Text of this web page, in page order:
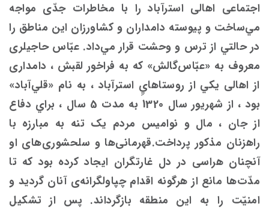
اجتماعی اهالی ‌استرآباد را با مخاطرات جدّی مواجه
مي‌ساخت و پیوسته دامداران و کشاورزان این مناطق را
در حالتي از ترس و وحشت قرار مي‌داد. عبّاس حاجیلری
معروف به «عبّاس‌گالش» که به فراخور لقبش ، دامداری
از اهالی يكي از روستاهاي‌ِ استرآباد ، به نام «قلي‌آباد»
بود ، از شهریور سال 1320 به مدت 5 سال ، براي دفاع
از جان ، مال و نوامیس مردم یک تنه به مبارزه با
راهزنان مذکور پرداخت.قهرمانی‌ها و سلحشوری‌های او
آنچنان هراسی در دل غارتگران ایجاد كرده ‌بود که تا
مدّت‌ها مانع از هرگونه اقدام چپاولگرانه‌ی آنان گرديد و
امنیّت را به این منطقه بازگرداند. پس از تشکیل